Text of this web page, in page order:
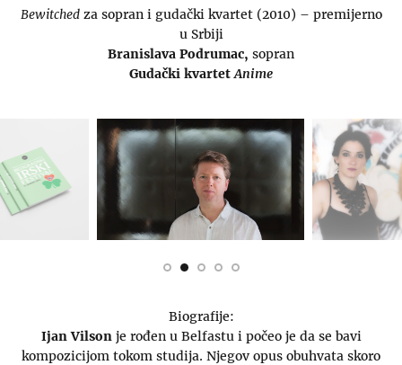
Bewitchedza sopran i gudački kvartet (2010) – premijerno
u Srbiji
Branislava Podrumac, sopran
Gudački kvartetAnime
Biografije:
Ijan Vilsonje rođen u Belfastu i počeo je da se bavi
kompozicijom tokom studija. Njegov opus obuhvata skoro